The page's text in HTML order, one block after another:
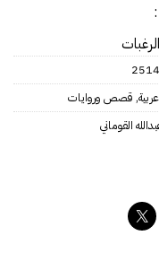
, قصص وروايات
القوماني